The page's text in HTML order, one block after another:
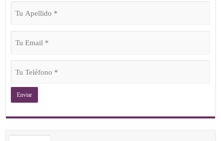
Tu
Apellido
Tu
Email
Tu
Teléfono